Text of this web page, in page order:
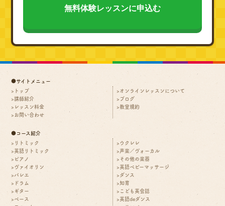
●サイトメニュー
トップ
講師紹介
レッスン料金
お問い合わせ
オンラインレッスンについて
ブログ
教室規約
●コース紹介
リトミック
英語リトミック
ピアノ
ヴァイオリン
バレエ
ドラム
ギター
ベース
ウクレレ
声楽／ヴォーカル
その他の楽器
英語ベビーマッサージ
ダンス
知育
こども英会話
英語deダンス